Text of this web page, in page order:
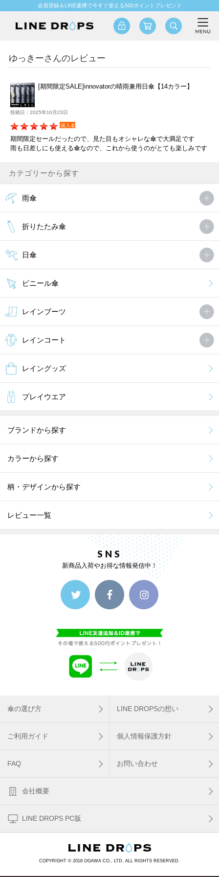
会員登録＆LINE連携で今すぐ使える500ポイントプレゼント
ゆっきーさんのレビュー
[期間限定SALE]innovatorの晴雨兼用日傘【14カラー】
投稿日：2025年10月23日
購入者
期間限定セールだったので、見た目もオシャレな傘で大満足です
雨も日差しにも使える傘なので、これから使うのがとても楽しみです
カテゴリーから探す
雨傘
折りたたみ傘
日傘
ビニール傘
レインブーツ
レインコート
レイングッズ
プレイウエア
ブランドから探す
カラーから探す
柄・デザインから探す
レビュー一覧
SNS
新商品入荷やお得な情報発信中！
傘の選び方 LINE DROPSの想い
ご利用ガイド 個人情報保護方針
FAQ お問い合わせ
会社概要
LINE DROPS PC版
COPYRIGHT © 2018 OGAWA CO., LTD. ALL RIGHTS RESERVED.